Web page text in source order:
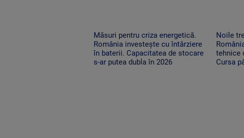
Măsuri pentru criza energetică.
România investește cu întârziere
în baterii. Capacitatea de stocare
s-ar putea dubla în 2026
Noile
tehnice
Cursa